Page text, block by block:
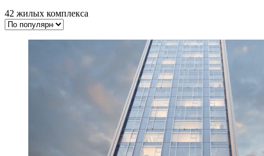
42 жилых комплекса